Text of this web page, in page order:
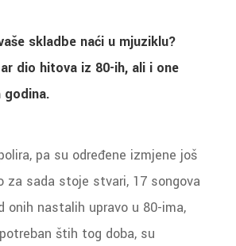
skladbe naći u mjuziklu?
dio hitova iz 80-ih, ali i one
godina.
pa su određene izmjene još
za sada stoje stvari, 17 songova
onih nastalih upravo u 80-ima,
štih tog doba, su